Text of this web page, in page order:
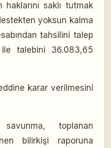
saklı tutmak
yoksun kalma
tahsilini talep
talebini 36.083,65
karar verilmesini
toplanan
bilirkişi raporuna